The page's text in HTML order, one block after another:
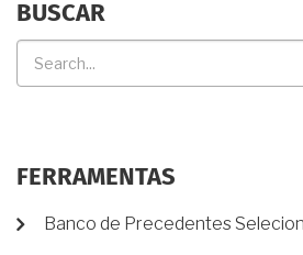
BUSCAR
FERRAMENTAS
Banco de Precedentes